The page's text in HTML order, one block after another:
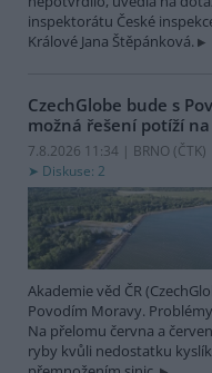
inspektorátu České
Králové Jana Štěpánková.
CzechGlobe bude s
možná řešení potíží
7.8.2026 11:34 | BRNO (ČTK)
Diskuse: 2
Akademie věd ČR
Povodím Moravy.
Na přelomu června a
ryby kvůli nedostatku